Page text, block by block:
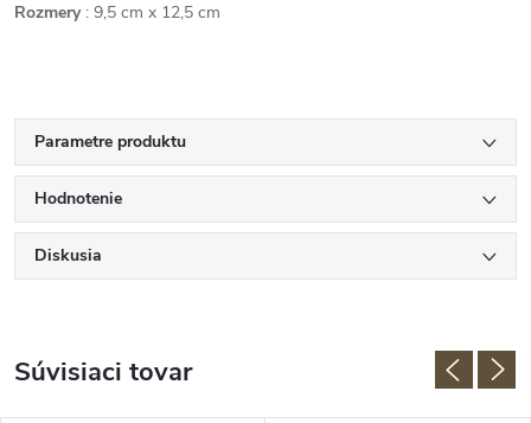
Rozmery: 9,5 cm x 12,5 cm
Parametre produktu
Hodnotenie
Diskusia
Súvisiaci tovar